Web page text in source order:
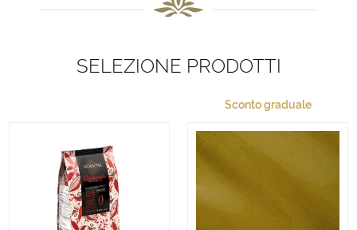
SELEZIONE PRODOTTI
Sconto graduale